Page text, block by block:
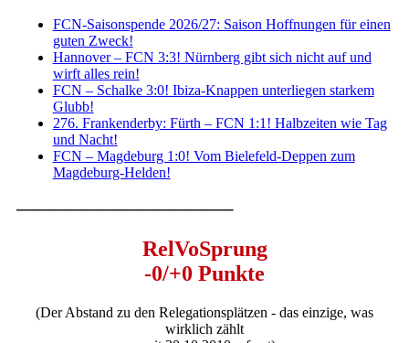
FCN-Saisonspende 2026/27: Saison Hoffnungen für einen
guten Zweck!
Hannover – FCN 3:3! Nürnberg gibt sich nicht auf und
wirft alles rein!
FCN – Schalke 3:0! Ibiza-Knappen unterliegen starkem
Glubb!
276. Frankenderby: Fürth – FCN 1:1! Halbzeiten wie Tag
und Nacht!
FCN – Magdeburg 1:0! Vom Bielefeld-Deppen zum
Magdeburg-Helden!
————————————–
RelVoSprung
-0/+0 Punkte
(Der Abstand zu den Relegationsplätzen - das einzige, was
wirklich zählt